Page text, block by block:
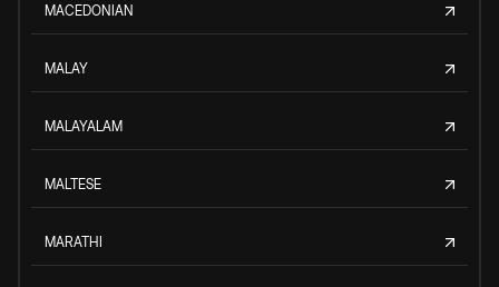
MACEDONIAN
MALAY
MALAYALAM
MALTESE
MARATHI